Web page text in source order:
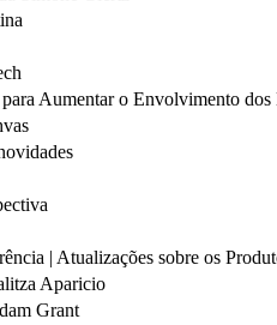
Aumentar o Envolvimento dos
| Atualizações sobre os
Aparicio
Grant